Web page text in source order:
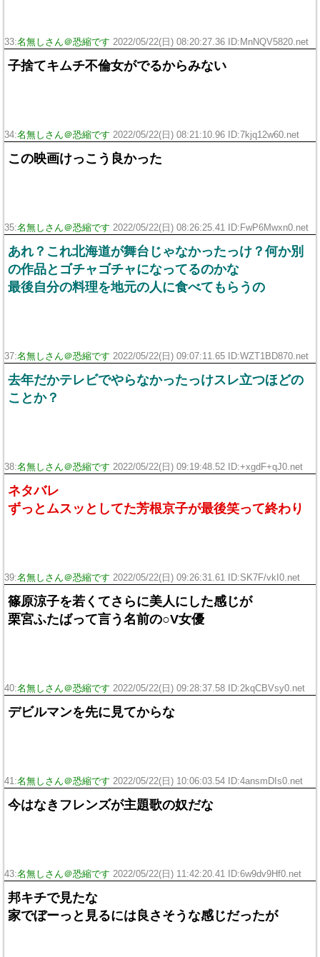
33:名無しさん＠恐縮です 2022/05/22(日) 08:20:27.36 ID:MnNQV5820.net
子捨てキムチ不倫女がでるからみない
34:名無しさん＠恐縮です 2022/05/22(日) 08:21:10.96 ID:7kjq12w60.net
この映画けっこう良かった
35:名無しさん＠恐縮です 2022/05/22(日) 08:26:25.41 ID:FwP6Mwxn0.net
あれ？これ北海道が舞台じゃなかったっけ？何か別
の作品とゴチャゴチャになってるのかな
最後自分の料理を地元の人に食べてもらうの
37:名無しさん＠恐縮です 2022/05/22(日) 09:07:11.65 ID:WZT1BD870.net
去年だかテレビでやらなかったっけスレ立つほどの
ことか？
38:名無しさん＠恐縮です 2022/05/22(日) 09:19:48.52 ID:+xgdF+qJ0.net
ネタバレ
ずっとムスッとしてた芳根京子が最後笑って終わり
39:名無しさん＠恐縮です 2022/05/22(日) 09:26:31.61 ID:SK7F/vkI0.net
篠原涼子を若くてさらに美人にした感じが
栗宮ふたばって言う名前の○V女優
40:名無しさん＠恐縮です 2022/05/22(日) 09:28:37.58 ID:2kqCBVsy0.net
デビルマンを先に見てからな
41:名無しさん＠恐縮です 2022/05/22(日) 10:06:03.54 ID:4ansmDIs0.net
今はなきフレンズが主題歌の奴だな
43:名無しさん＠恐縮です 2022/05/22(日) 11:42:20.41 ID:6w9dv9Hf0.net
邦キチで見たな
家でぼーっと見るには良さそうな感じだったが